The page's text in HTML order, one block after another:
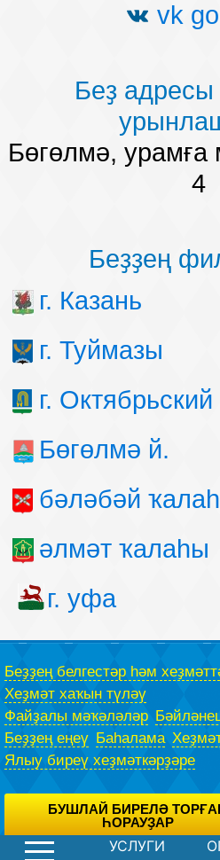
vk
Беҙ
Бөгөлмә,
4
Беҙҙең
г. Казань
г. Туймазы
г. Октябрьский
Бөгөлмә й.
бәләбәй
әлмәт ҡалаһы
г. уфа
Беҙҙең белгестәр һәм
Хеҙмәт хаҡын түләү
Файҙалы мәҡәләләр
Беҙҙең еңеү Баһалама
Ялыу биреү хеҙмәткәрҙәре
БУШЛАЙ БИРЕЛӘ
ҺОРАУҘАР
Һеҙгә һорау бирергә мөмкин бөтөнләй бушлай юрист,
УСЛУГИ